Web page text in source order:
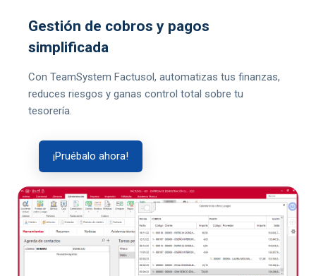
Gestión de cobros y pagos
simplificada
Con TeamSystem Factusol, automatizas tus finanzas,
reduces riesgos y ganas control total sobre tu
tesorería.
¡Pruébalo ahora!